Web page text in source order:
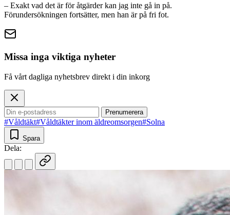
– Exakt vad det är för åtgärder kan jag inte gå in på.
Förundersökningen fortsätter, men han är på fri fot.
Missa inga viktiga nyheter
Få vårt dagliga nyhetsbrev direkt i din inkorg
Prenumerera
#Våldtäkt#Våldtäkter inom äldreomsorgen#Solna
Spara
Dela: